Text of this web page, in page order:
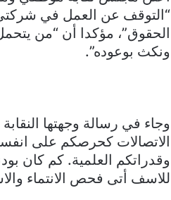
“التوقف عن العمل في شركتي
الحقوق”، مؤكدا أن “من
ونكث بوعوده”.
وجاء في رسالة وجهتها
الاتصالات كحرصكم على
وقدراتكم العلمية. كم كان
للاسف أتى فحص الانتماء